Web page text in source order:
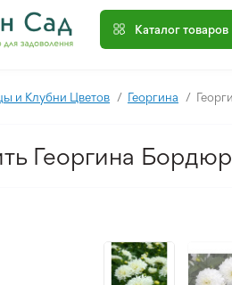
Каталог товаров
и Клубни Цветов Георгина
Георгина